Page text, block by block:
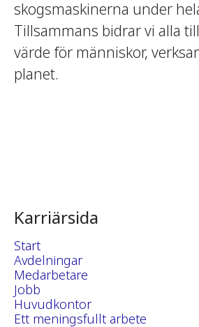
skogsmaskinerna under
Tillsammans bidrar vi alla
värde för människor,
planet.
Karriärsida
Start
Avdelningar
Medarbetare
Jobb
Huvudkontor
Ett meningsfullt arbete